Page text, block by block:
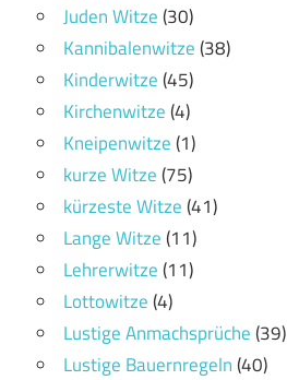
Juden Witze(30)
Kannibalenwitze(38)
Kinderwitze(45)
Kirchenwitze(4)
Kneipenwitze(1)
kurze Witze(75)
kürzeste Witze(41)
Lange Witze(11)
Lehrerwitze(11)
Lottowitze(4)
Lustige Anmachsprüche(39)
Lustige Bauernregeln(40)